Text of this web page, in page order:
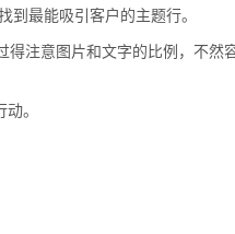
最能吸引客户的主题行。
得注意图片和文字的比例，不然
。